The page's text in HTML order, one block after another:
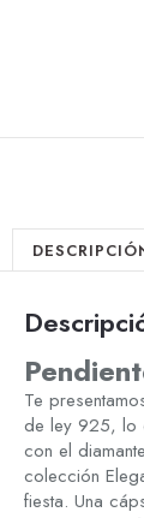
Te
de ley 925, lo
con el
colección
fiesta. Una